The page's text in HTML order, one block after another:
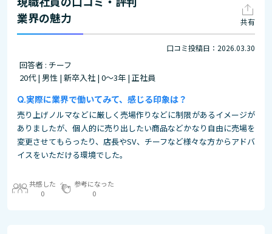
業界の魅力
共有
口コミ投稿日：2026.03.30
回答者 : チーフ
20代 | 男性 | 新卒入社 | 0～3年 | 正社員
実際に業界で働いてみて、感じる印象は？
売り上げノルマなどに厳しく売場作りなどに制限があるイメージが
ありましたが、個人的に売り出したい商品などかなり自由に売場を
変更させてもらったり、店長やSV、チーフなど様々な方からアドバ
イスをいただける環境でした。
共感した
0
参考になった
0